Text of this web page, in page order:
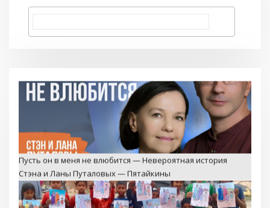
Пусть он в меня не влюбится — Невероятная история
Стэна и Ланы Путаловых — Пятайкины